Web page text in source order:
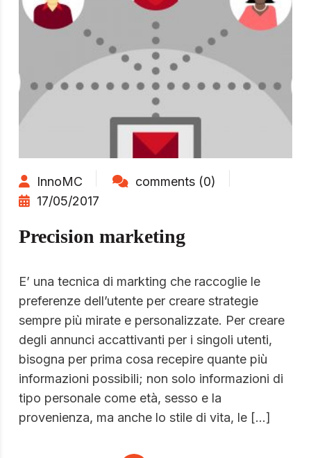
InnoMC
comments (0)
17/05/2017
Precision marketing
E’ una tecnica di markting che raccoglie le
preferenze dell’utente per creare strategie
sempre più mirate e personalizzate. Per creare
degli annunci accattivanti per i singoli utenti,
bisogna per prima cosa recepire quante più
informazioni possibili; non solo informazioni di
tipo personale come età, sesso e la
provenienza, ma anche lo stile di vita, le […]